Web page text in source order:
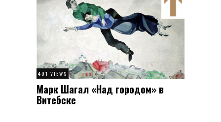
401 VIEWS
Марк Шагал «Над городом» в
Витебске